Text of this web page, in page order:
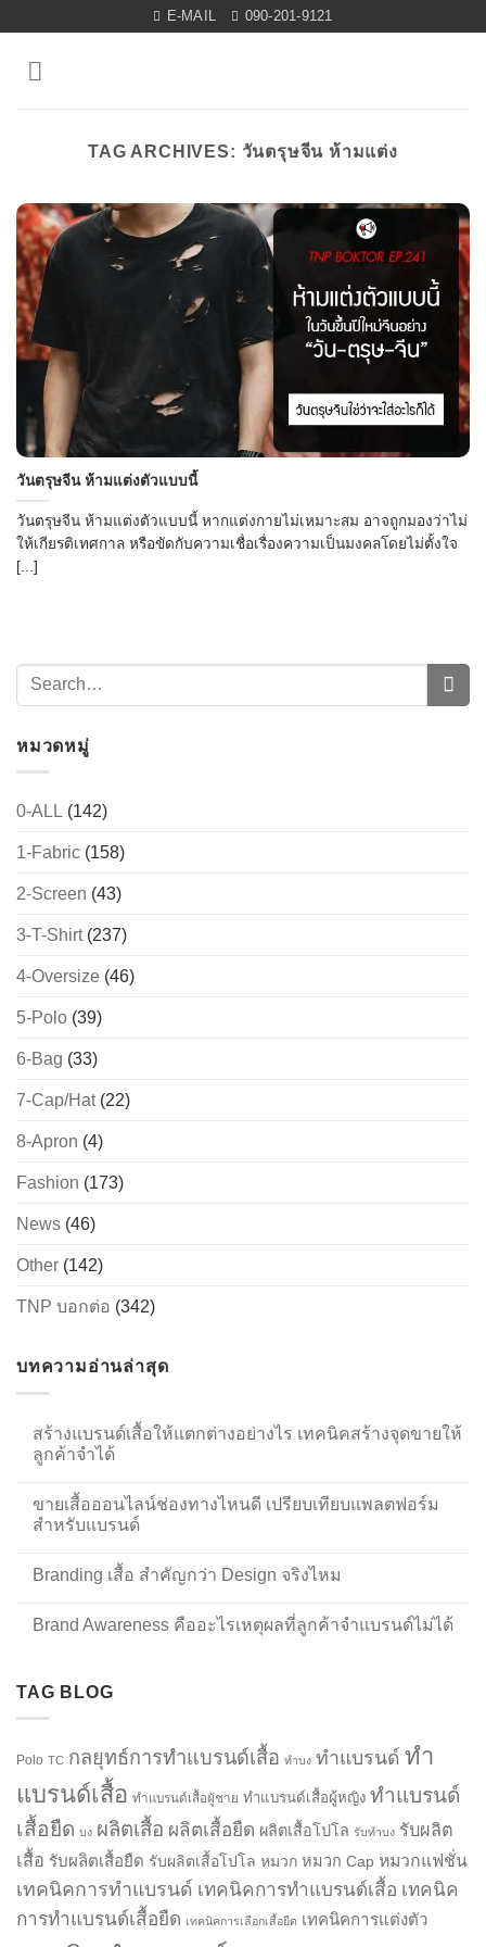
content
E-MAIL 090-201-9121
TAG ARCHIVES: วันตรุษจีน ห้ามแต่ง
วันตรุษจีน ห้ามแต่งตัวแบบนี้
วันตรุษจีน ห้ามแต่งตัวแบบนี้ หากแต่งกายไม่เหมาะสม อาจถูกมองว่าไม่
ให้เกียรติเทศกาล หรือขัดกับความเชื่อเรื่องความเป็นมงคลโดยไม่ตั้งใจ
[...]
หมวดหมู่
0-ALL (142)
1-Fabric (158)
2-Screen (43)
3-T-Shirt(237)
4-Oversize (46)
5-Polo (39)
6-Bag (33)
7-Cap/Hat(22)
8-Apron (4)
Fashion (173)
News (46)
Other (142)
TNP บอกต่อ (342)
บทความอ่านล่าสุด
สร้างแบรนด์เสื้อให้แตกต่างอย่างไร เทคนิคสร้างจุดขายให้
ลูกค้าจำได้
ขายเสื้อออนไลน์ช่องทางไหนดี เปรียบเทียบแพลตฟอร์ม
สำหรับแบรนด์
Branding เสื้อ สำคัญกว่า Design จริงไหม
Brand Awareness คืออะไรเหตุผลที่ลูกค้าจำแบรนด์ไม่ได้
TAG BLOG
Polo TC กลยุทธ์การทำแบรนด์เสื้อ ทำบง ทำแบรนด์ ทำ
แบรนด์เสื้อ ทำแบรนด์เสื้อผู้ชาย ทำแบรนด์เสื้อผู้หญิง ทำแบรนด์
เสื้อยืด บง ผลิตเสื้อ ผลิตเสื้อยืด ผลิตเสื้อโปโล รับทำบง รับผลิต
เสื้อ รับผลิตเสื้อยืด รับผลิตเสื้อโปโล หมวก หมวก Cap หมวกแฟชั่น
เทคนิคการทำแบรนด์ เทคนิคการทำแบรนด์เสื้อ เทคนิค
การทำแบรนด์เสื้อยืด เทคนิคการเลือกเสื้อยืด เทคนิคการแต่งตัว